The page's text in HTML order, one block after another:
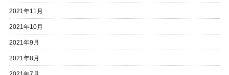
2021年11月
2021年10月
2021年9月
2021年8月